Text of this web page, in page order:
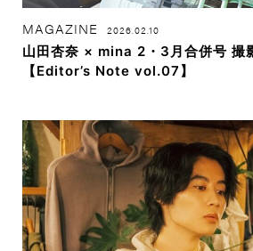
MAGAZINE 2026.02.10
山田杏奈 × mina 2・3月合併号 撮
【Editor’s Note vol.07】